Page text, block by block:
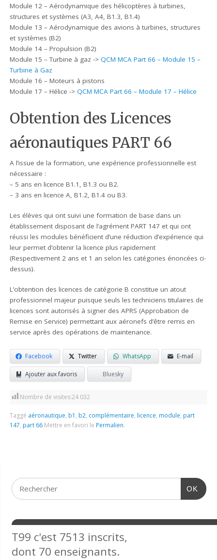
Module 12 – Aérodynamique des hélicoptères à turbines,
structures et systèmes (A3, A4, B1.3, B1.4)
Module 13 – Aérodynamique des avions à turbines, structures
et systèmes (B2)
Module 14 – Propulsion (B2)
Module 15 – Turbine à gaz ->QCM MCA Part 66 – Module 15 –
Turbine à Gaz
Module 16 – Moteurs à pistons
Module 17 – Hélice ->QCM MCA Part 66 – Module 17 – Hélice
Obtention des Licences
aéronautiques PART 66
A l’issue de la formation, une expérience professionnelle est
nécessaire :
– 5 ans en licence B1.1, B1.3 ou B2.
– 3 ans en licence A, B1.2, B1.4 ou B3.
Les élèves qui ont suivi une formation de base dans un
établissement disposant de l’agrément PART 147 et qui ont
réussi les modules bénéficient d’une réduction d’expérience qui
leur permet d’obtenir la licence plus rapidement
(Respectivement 2 ans et 1 an selon les catégories énoncées ci-
dessus).
L’obtention des licences de catégorie B constitue un atout
professionnel majeur puisque seuls les techniciens titulaires de
licences sont autorisés à signer des APRS (Approbation de
Remise en Service) permettant aux aéronefs d’être remis en
service après des opérations de maintenance.
Facebook Twitter WhatsApp E-mail
Ajouter aux favoris Bluesky
Nombre de visites:24 032
Taggé aéronautique, b1 , b2, complémentaire, licence, module, part
147, part 66.Mettre en favori le Permalien.
OK
T99 c'est 7513 inscrits,
dont 70 enseignants.